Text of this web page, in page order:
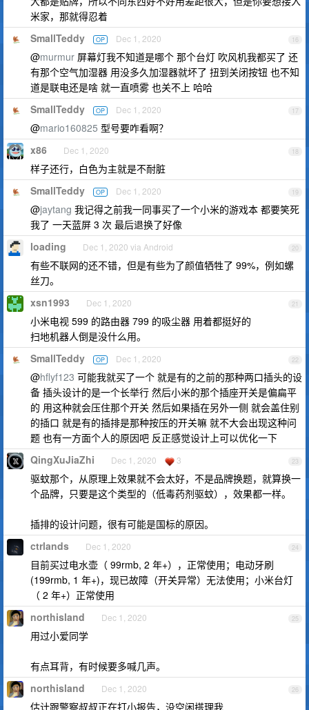
米家，那就得忍着
16
SmallTeddy OP Dec 1, 2020
@murmur 屏幕灯我不知道是哪个 那个台灯 吹风机我都买了 还
有那个空气加湿器 用没多久加湿器就坏了 扭到关闭按钮 也不知
道是联电还是啥 就一直喷雾 也关不上 哈哈
17
SmallTeddy OP Dec 1, 2020
@mario160825 型号要咋看啊？
18
x86 Dec 1, 2020
样子还行，白色为主就是不耐脏
19
SmallTeddy OP Dec 1, 2020
@jaytang 我记得之前我一同事买了一个小米的游戏本 都要笑死
我了 一天蓝屏 3 次 最后退换了好像
20
loading Dec 1, 2020 via Android
有些不联网的还不错，但是有些为了颜值牺牲了 99%，例如螺
丝刀。
21
xsn1993 Dec 1, 2020
小米电视 599 的路由器 799 的吸尘器 用着都挺好的
扫地机器人倒是没什么用。
22
SmallTeddy OP Dec 1, 2020
@hflyf123 可能我就买了一个 就是有的之前的那种两口插头的设
备 插头设计的是一个长举行 然后小米的那个插座开关是偏扁平
的 用这种就会压住那个开关 然后如果插在另外一侧 就会盖住别
的插口 就是有的插排是那种按压的开关嘛 就不大会出现这种问
题 也有一方面个人的原因吧 反正感觉设计上可以优化一下
23
QingXuJiaZhi Dec 1, 2020 3
驱蚊那个，从原理上效果就不会太好，不是品牌换题，就算换一
个品牌，只要是这个类型的（低毒药剂驱蚊），效果都一样。
插排的设计问题，很有可能是国标的原因。
24
ctrlands Dec 1, 2020
目前买过电水壶（ 99rmb, 2 年+），正常使用；电动牙刷
(199rmb, 1 年+)，现已故障（开关异常）无法使用；小米台灯
（ 2 年+）正常使用
25
northisland Dec 1, 2020
用过小爱同学
有点耳背，有时候要多喊几声。
26
northisland Dec 1, 2020
估计跟警察叔叔正在打小报告，没空闲搭理我